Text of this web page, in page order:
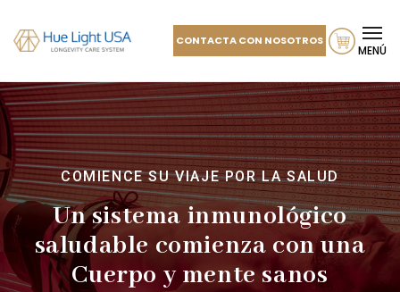
CONTACTA CON NOSOTROS
MENÚ
COMIENCE SU VIAJE POR LA SALUD
Un sistema inmunológico
saludable comienza con una
Cuerpo y mente sanos